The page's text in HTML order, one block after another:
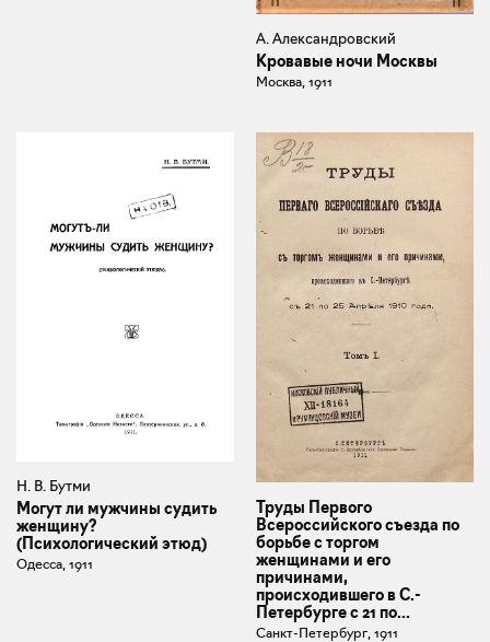
А. Александровский
Кровавые ночи Москвы
Москва, 1911
Н. В. Бутми
Могут ли мужчины судить
женщину?
(Психологический этюд)
Одесса, 1911
Труды Первого
Всероссийского съезда по
борьбе с торгом
женщинами и его
причинами,
происходившего в С.-
Петербурге с 21 по...
Санкт-Петербург, 1911